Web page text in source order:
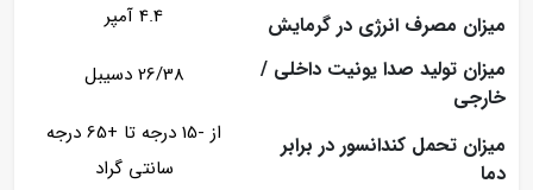
میزان مصرف انرژی در گرمایش 4.4 آمپر
میزان تولید صدا یونیت داخلی /
خارجی
26/38 دسیبل
میزان تحمل کندانسور در برابر
دما
از -15 درجه تا +65 درجه
سانتی گراد